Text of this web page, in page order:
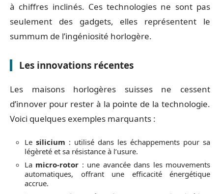
à chiffres inclinés. Ces technologies ne sont pas
seulement des gadgets, elles représentent le
summum de l’ingéniosité horlogère.
Les innovations récentes
Les maisons horlogères suisses ne cessent
d’innover pour rester à la pointe de la technologie.
Voici quelques exemples marquants :
Le silicium : utilisé dans les échappements pour sa
légèreté et sa résistance à l’usure.
La micro-rotor : une avancée dans les mouvements
automatiques, offrant une efficacité énergétique
accrue.